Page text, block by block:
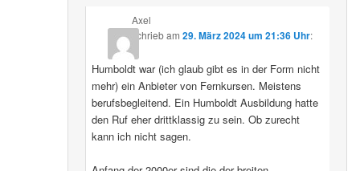
Axel
schriebam 29. März 2024 um 21:36 Uhr:
Humboldt war (ich glaub gibt es in der Form nicht
mehr) ein Anbieter von Fernkursen. Meistens
berufsbegleitend. Ein Humboldt Ausbildung hatte
den Ruf eher drittklassig zu sein. Ob zurecht
kann ich nicht sagen.